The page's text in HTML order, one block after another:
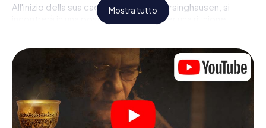
All'inizio della sua caccia al tesoro a Barsinghausen, si
incontrerà in una posizione centrale per una riunione
chi ha quello che serve per essere un code breaker? Nella
nostra caccia al tesoro a Barsinghausen c'è un ruolo
adatto per ogni giocatore.
Una volta assegnati i ruoli, può iniziare la caccia al tesoro
del thriller poliziesco a Barsinghausen: puoi decifrare
codici crittografati, risolvere complicati compiti logici e
Mostra tutto